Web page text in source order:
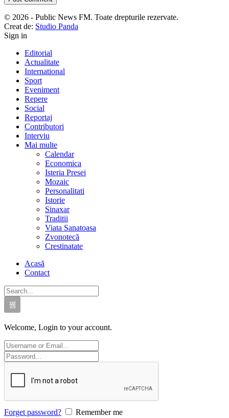
© 2026 - Public News FM. Toate drepturile rezervate.
Creat de: Studio Panda
Sign in
Editorial
Actualitate
International
Sport
Eveniment
Repere
Social
Reportaj
Contributori
Interviu
Mai multe
Calendar
Economica
Isteria Presei
Mozaic
Personalitati
Istorie
Sinaxar
Traditii
Viata Sanatoasa
Zvonotecă
Crestinatate
Acasă
Contact
Welcome, Login to your account.
Forget password? Remember me